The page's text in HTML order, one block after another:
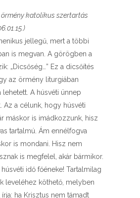
katolikus szertartás
jellegű, mert a többi
is megvan. A görögben a
„Dicsőség…” Ez a dicsőítés
az örmény liturgiában
A húsvéti ünnep
Az a célunk, hogy húsvéti
máskor is imádkozzunk, hisz
tartalmú. Ám ennélfogva
is mondani. Hisz nem
is megfelel, akár bármikor.
idő főéneke! Tartalmilag
leveléhez köthető, melyben
ha Krisztus nem támadt